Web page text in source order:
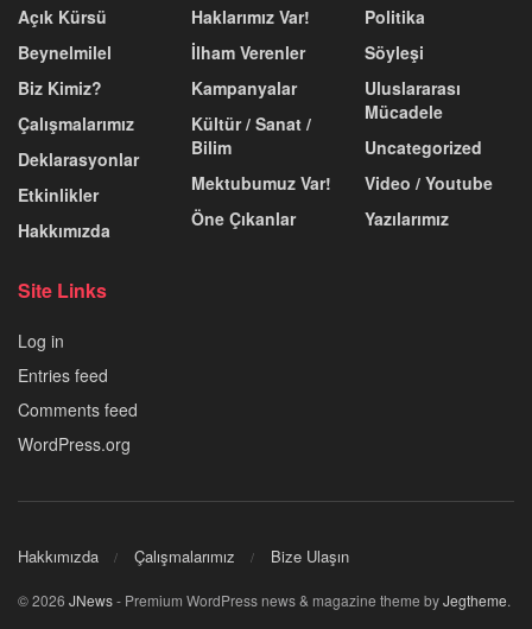
Açık Kürsü
Beynelmilel
Biz Kimiz?
Çalışmalarımız
Deklarasyonlar
Etkinlikler
Hakkımızda
Haklarımız Var!
İlham Verenler
Kampanyalar
Kültür / Sanat /
Bilim
Mektubumuz Var!
Öne Çıkanlar
Politika
Söyleşi
Uluslararası
Mücadele
Uncategorized
Video / Youtube
Yazılarımız
Site Links
Log in
Entries feed
Comments feed
WordPress.org
Hakkımızda Çalışmalarımız Bize Ulaşın
© 2026 JNews- Premium WordPress news & magazine theme byJegtheme.